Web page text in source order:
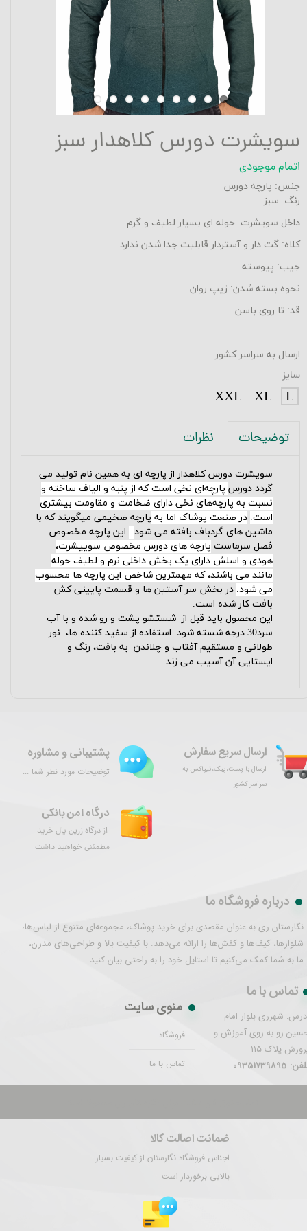
سویشرت دورس کلاهدار سبز
اتمام موجودی
جنس: پارچه دورس
رنگ: سبز
داخل سویشرت: حوله ای بسیار لطیف و گرم
کلاه: گت دار و آستردار قابلیت جدا شدن ندارد
جیب: پیوسته
نحوه بسته شدن: زیپ روان
قد: تا روی باسن
ارسال به سراسر کشور
سایز
L
XL
XXL
توضیحات نظرات
سویشرت دورس کلاهدار از پارچه­ ای به همین نام تولید می
گردد دورس پارچه‌ای نخی است که از پنبه و الیاف ساخته و
نسبت به پارچه‌های نخی دارای ضخامت و مقاومت بیشتری
است. در صنعت پوشاک اما به پارچه ضخیمی می­گویند که با
ماشین های گردباف بافته می شود . این پارچه مخصوص
فصل سرماست پارچه های دورس مخصوص سوییشرت،
هودی و اسلش دارای یک بخش داخلی نرم و لطیف حوله
مانند می باشند، که مهمترین شاخص این پارچه ها محسوب
می شود. در بخش سر آستین ها و قسمت پایینی کش
بافت کار شده است.
این محصول باید قبل از شستشو پشت و رو شده و با آب
سرد30 درجه شسته شود. استفاده از
سفید کننده ­ها، نور
طولانی و مستقیم آفتاب و چلاندن به بافت، رنگ و
ایستایی آن آسیب می زند.
ضمانت اصالت کالا
اجناس فروشگاه نگارستان از کیفیت بسیار
بالایی برخوردار است
ارسال سریع سفارش
ارسال با پست،پیک،تیپاکس به
سراسر کشور
درگاه امن بانکی
از درگاه زرین پال خرید
مطمئنی خواهید داشت
پشتیبانی و مشاوره
توضیحات مورد نظر شما ...
درباره فروشگاه ما
نگارستان ری به عنوان مقصدی برای خرید پوشاک، مجموعه‌ای متنوع از لباس‌ها،
شلوارها، کیف‌ها و کفش‌ها را ارائه می‌دهد. با کیفیت بالا و طراحی‌های مدرن،
ما به شما کمک می‌کنیم تا استایل خود را به راحتی بیان کنید.
تماس با ما
شهرری بلوار امام
رو به روی آموزش و
پلاک 115
09351739895
منوی سایت
فروشگاه
تماس با ما